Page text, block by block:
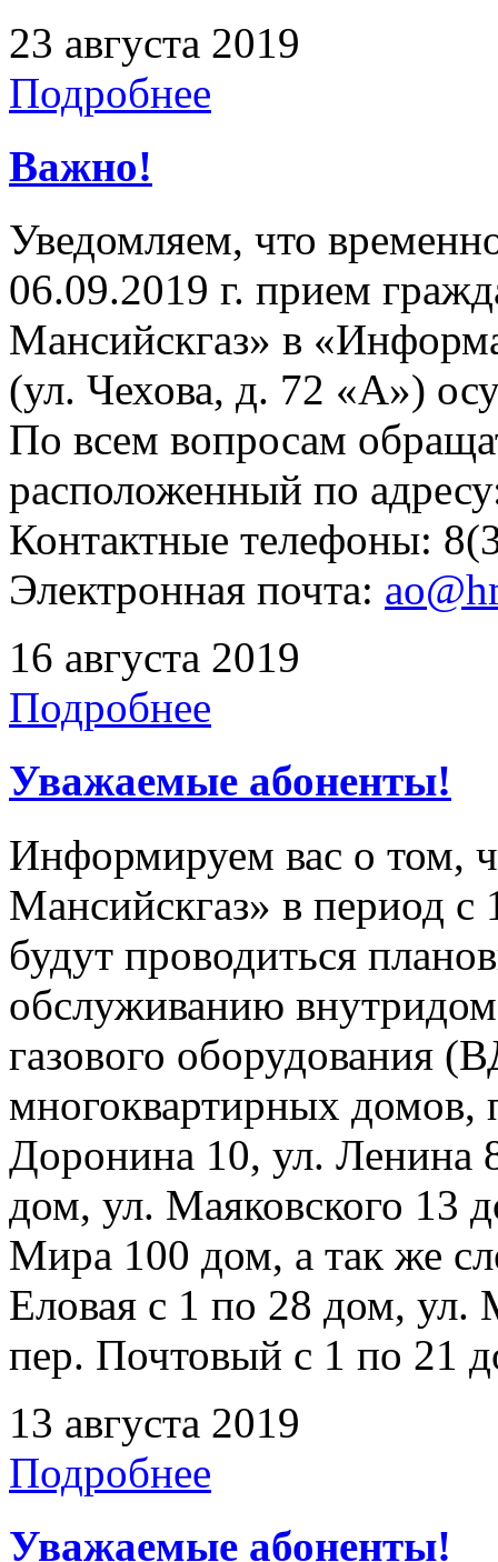
23 августа 2019
Подробнее
Важно!
Уведомляем, что
06.09.2019 г. прием
Мансийскгаз» в
(ул. Чехова, д. 72 «А»)
По всем вопросам
расположенный по
Контактные телефоны:
Электронная почта:
16 августа 2019
Подробнее
Уважаемые абоненты!
Информируем вас о том,
Мансийскгаз» в период с
будут проводиться
обслуживанию
газового
многоквартирных
Доронина 10, ул. Ленина
дом, ул. Маяковского 13
Мира 100 дом, а так же
Еловая с 1 по 28 дом, ул.
пер. Почтовый с 1 по 21
13 августа 2019
Подробнее
Уважаемые абоненты!